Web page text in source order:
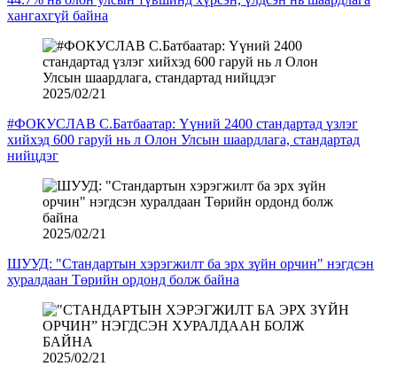
хангахгүй байна
2025/02/21
#ФОКУСЛАВ С.Батбаатар: Үүний 2400 стандартад үзлэг
хийхэд 600 гаруй нь л Олон Улсын шаардлага, стандартад
нийцдэг
2025/02/21
ШУУД: "Стандартын хэрэгжилт ба эрх зүйн орчин" нэгдсэн
хуралдаан Төрийн ордонд болж байна
2025/02/21